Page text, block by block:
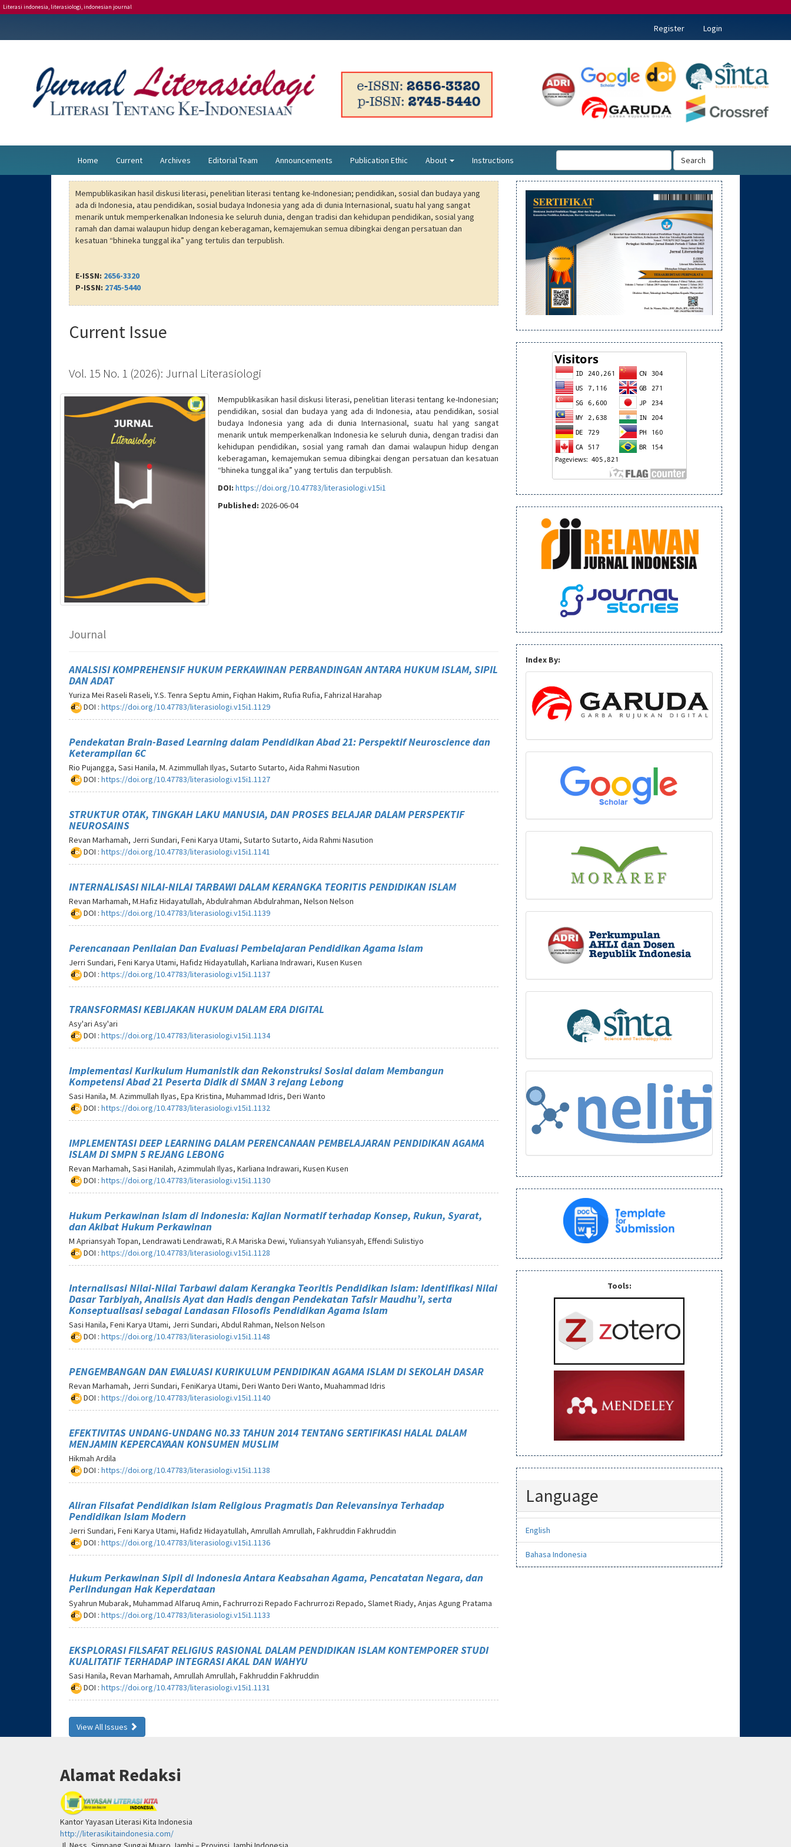
Literasi indonesia, literasiologi, indonesian journal
Main
Sidebar
Register Login
Home Current Archives Editorial Team Announcements Publication Ethic About Instructions Search
Mempublikasikan hasil diskusi literasi, penelitian literasi tentang ke-Indonesian; pendidikan, sosial dan budaya yang
ada di Indonesia, atau pendidikan, sosial budaya Indonesia yang ada di dunia Internasional, suatu hal yang sangat
menarik untuk memperkenalkan Indonesia ke seluruh dunia, dengan tradisi dan kehidupan pendidikan, sosial yang
ramah dan damai walaupun hidup dengan keberagaman, kemajemukan semua dibingkai dengan persatuan dan
kesatuan “bhineka tunggal ika” yang tertulis dan terpublish.
E-ISSN: 2656-3320
P-ISSN: 2745-5440
Current Issue
Vol. 15 No. 1 (2026): Jurnal Literasiologi
Mempublikasikan hasil diskusi literasi, penelitian literasi tentang ke-Indonesian;
pendidikan, sosial dan budaya yang ada di Indonesia, atau pendidikan, sosial
budaya Indonesia yang ada di dunia Internasional, suatu hal yang sangat
menarik untuk memperkenalkan Indonesia ke seluruh dunia, dengan tradisi dan
kehidupan pendidikan, sosial yang ramah dan damai walaupun hidup dengan
keberagaman, kemajemukan semua dibingkai dengan persatuan dan kesatuan
“bhineka tunggal ika” yang tertulis dan terpublish.
DOI:https://doi.org/10.47783/literasiologi.v15i1
Published: 2026-06-04
Journal
ANALSISI KOMPREHENSIF HUKUM PERKAWINAN PERBANDINGAN ANTARA HUKUM ISLAM, SIPIL
DAN ADAT
Yuriza Mei Raseli Raseli, Y.S. Tenra Septu Amin, Fiqhan Hakim, Rufia Rufia, Fahrizal Harahap
DOI : https://doi.org/10.47783/literasiologi.v15i1.1129
Pendekatan Brain-Based Learning dalam Pendidikan Abad 21: Perspektif Neuroscience dan
Keterampilan 6C
Rio Pujangga, Sasi Hanila, M. Azimmullah Ilyas, Sutarto Sutarto, Aida Rahmi Nasution
DOI : https://doi.org/10.47783/literasiologi.v15i1.1127
STRUKTUR OTAK, TINGKAH LAKU MANUSIA, DAN PROSES BELAJAR DALAM PERSPEKTIF
NEUROSAINS
Revan Marhamah, Jerri Sundari, Feni Karya Utami, Sutarto Sutarto, Aida Rahmi Nasution
DOI : https://doi.org/10.47783/literasiologi.v15i1.1141
INTERNALISASI NILAI-NILAI TARBAWI DALAM KERANGKA TEORITIS PENDIDIKAN ISLAM
Revan Marhamah, M.Hafiz Hidayatullah, Abdulrahman Abdulrahman, Nelson Nelson
DOI : https://doi.org/10.47783/literasiologi.v15i1.1139
Perencanaan Penilaian Dan Evaluasi Pembelajaran Pendidikan Agama Islam
Jerri Sundari, Feni Karya Utami, Hafidz Hidayatullah, Karliana Indrawari, Kusen Kusen
DOI : https://doi.org/10.47783/literasiologi.v15i1.1137
TRANSFORMASI KEBIJAKAN HUKUM DALAM ERA DIGITAL
Asy'ari Asy'ari
DOI : https://doi.org/10.47783/literasiologi.v15i1.1134
Implementasi Kurikulum Humanistik dan Rekonstruksi Sosial dalam Membangun
Kompetensi Abad 21 Peserta Didik di SMAN 3 rejang Lebong
Sasi Hanila, M. Azimmullah Ilyas, Epa Kristina, Muhammad Idris, Deri Wanto
DOI : https://doi.org/10.47783/literasiologi.v15i1.1132
IMPLEMENTASI DEEP LEARNING DALAM PERENCANAAN PEMBELAJARAN PENDIDIKAN AGAMA
ISLAM DI SMPN 5 REJANG LEBONG
Revan Marhamah, Sasi Hanilah, Azimmulah Ilyas, Karliana Indrawari, Kusen Kusen
DOI : https://doi.org/10.47783/literasiologi.v15i1.1130
Hukum Perkawinan Islam di Indonesia: Kajian Normatif terhadap Konsep, Rukun, Syarat,
dan Akibat Hukum Perkawinan
M Apriansyah Topan, Lendrawati Lendrawati, R.A Mariska Dewi, Yuliansyah Yuliansyah, Effendi Sulistiyo
DOI : https://doi.org/10.47783/literasiologi.v15i1.1128
Internalisasi Nilai-Nilai Tarbawi dalam Kerangka Teoritis Pendidikan Islam: Identifikasi Nilai
Dasar Tarbiyah, Analisis Ayat dan Hadis dengan Pendekatan Tafsir Maudhu’i, serta
Konseptualisasi sebagai Landasan Filosofis Pendidikan Agama Islam
Sasi Hanila, Feni Karya Utami, Jerri Sundari, Abdul Rahman, Nelson Nelson
DOI : https://doi.org/10.47783/literasiologi.v15i1.1148
PENGEMBANGAN DAN EVALUASI KURIKULUM PENDIDIKAN AGAMA ISLAM DI SEKOLAH DASAR
Revan Marhamah, Jerri Sundari, FeniKarya Utami, Deri Wanto Deri Wanto, Muahammad Idris
DOI : https://doi.org/10.47783/literasiologi.v15i1.1140
EFEKTIVITAS UNDANG-UNDANG N0.33 TAHUN 2014 TENTANG SERTIFIKASI HALAL DALAM
MENJAMIN KEPERCAYAAN KONSUMEN MUSLIM
Hikmah Ardila
DOI : https://doi.org/10.47783/literasiologi.v15i1.1138
Aliran Filsafat Pendidikan Islam Religious Pragmatis Dan Relevansinya Terhadap
Pendidikan Islam Modern
Jerri Sundari, Feni Karya Utami, Hafidz Hidayatullah, Amrullah Amrullah, Fakhruddin Fakhruddin
DOI : https://doi.org/10.47783/literasiologi.v15i1.1136
Hukum Perkawinan Sipil di Indonesia Antara Keabsahan Agama, Pencatatan Negara, dan
Perlindungan Hak Keperdataan
Syahrun Mubarak, Muhammad Alfaruq Amin, Fachrurrozi Repado Fachrurrozi Repado, Slamet Riady, Anjas Agung Pratama
DOI : https://doi.org/10.47783/literasiologi.v15i1.1133
EKSPLORASI FILSAFAT RELIGIUS RASIONAL DALAM PENDIDIKAN ISLAM KONTEMPORER STUDI
KUALITATIF TERHADAP INTEGRASI AKAL DAN WAHYU
Sasi Hanila, Revan Marhamah, Amrullah Amrullah, Fakhruddin Fakhruddin
DOI : https://doi.org/10.47783/literasiologi.v15i1.1131
View All Issues
Index By:
Tools:
Language
English
Bahasa Indonesia
Alamat Redaksi
Kantor Yayasan Literasi Kita Indonesia
http://literasikitaindonesia.com/